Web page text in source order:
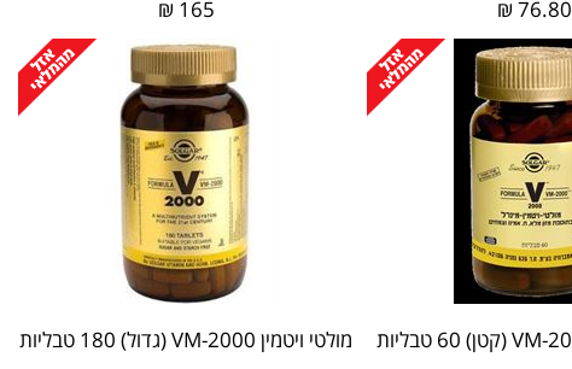
76.80
₪
165
₪
מולטי ויטמין VM-2000 (גדול) 180 טבליות